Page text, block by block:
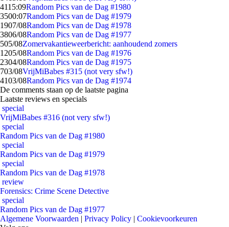
4115:09Random Pics van de Dag #1980
3500:07Random Pics van de Dag #1979
1907/08Random Pics van de Dag #1978
3806/08Random Pics van de Dag #1977
505/08Zomervakantieweerbericht: aanhoudend zomers
1205/08Random Pics van de Dag #1976
2304/08Random Pics van de Dag #1975
703/08VrijMiBabes #315 (not very sfw!)
4103/08Random Pics van de Dag #1974
De comments staan op de laatste pagina
Laatste reviews en specials
special
VrijMiBabes #316 (not very sfw!)
special
Random Pics van de Dag #1980
special
Random Pics van de Dag #1979
special
Random Pics van de Dag #1978
review
Forensics: Crime Scene Detective
special
Random Pics van de Dag #1977
Algemene Voorwaarden | Privacy Policy | Cookievoorkeuren